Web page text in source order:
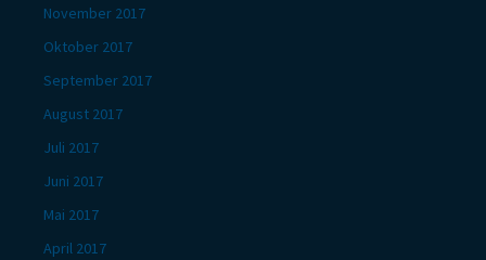
November 2017
Oktober 2017
September 2017
August 2017
Juli 2017
Juni 2017
Mai 2017
April 2017